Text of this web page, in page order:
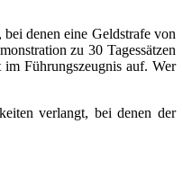
denen eine Geldstrafe von
zu 30 Tagessätzen
Führungszeugnis auf. Wer
verlangt, bei denen der